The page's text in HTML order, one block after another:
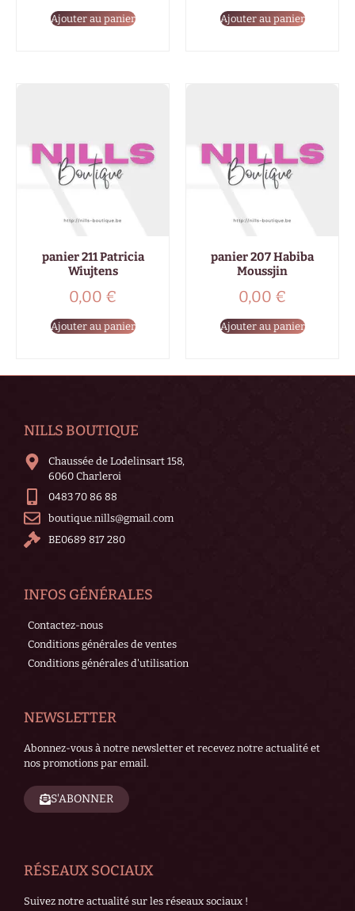
Ajouter au panier Ajouter au panier
panier 211 Patricia
Wiujtens
0,00 €
Ajouter au panier
panier 207 Habiba
Moussjin
0,00 €
Ajouter au panier
NILLS BOUTIQUE
Chaussée de Lodelinsart 158,
6060 Charleroi
0483 70 86 88
boutique.nills@gmail.com
BE0689 817 280
INFOS GÉNÉRALES
Contactez-nous
Conditions générales de ventes
Conditions générales d'utilisation
NEWSLETTER
Abonnez-vous à notre newsletter et recevez notre actualité et
nos promotions par email.
S'ABONNER
RÉSEAUX SOCIAUX
Suivez notre actualité sur les réseaux sociaux !